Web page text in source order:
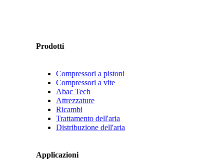
Prodotti
Compressori a pistoni
Compressori a vite
Abac Tech
Attrezzature
Ricambi
Trattamento dell'aria
Distribuzione dell'aria
Applicazioni